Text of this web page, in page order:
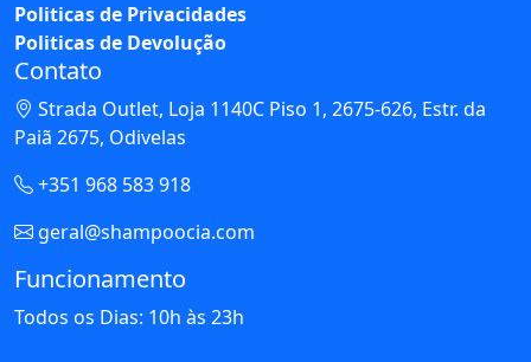
Politicas de Privacidades
Politicas de Devolução
Contato
Strada Outlet, Loja 1140C Piso 1, 2675-626, Estr. da
Paiã 2675, Odivelas
+351 968 583 918
geral@shampoocia.com
Funcionamento
Todos os Dias: 10h às 23h